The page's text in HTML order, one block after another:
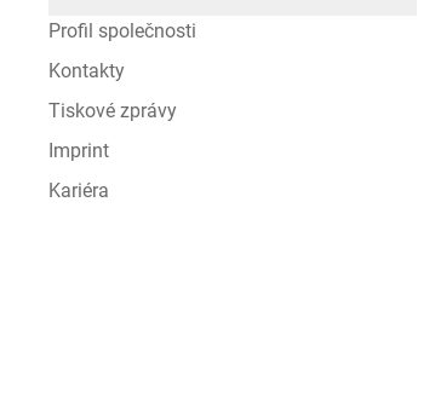
Profil společnosti
Kontakty
Tiskové zprávy
Imprint
Kariéra